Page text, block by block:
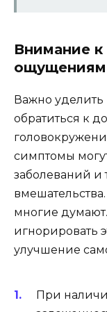
Внимание к
ощущениям
Важно
обратиться к
симптомы
заболеваний и
многие
игнорировать
улучшение
При